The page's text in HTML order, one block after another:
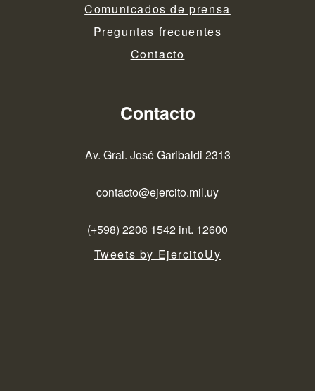
Comunicados de prensa
Preguntas frecuentes
Contacto
Contacto
Av. Gral. José Garibaldi 2313
contacto@ejercito.mil.uy
(+598) 2208 1542 int. 12600
Tweets by EjercitoUy